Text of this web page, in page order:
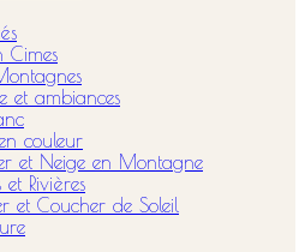
Cimes
et ambiances
couleur
et Neige en Montagne
et Rivières
et Coucher de Soleil